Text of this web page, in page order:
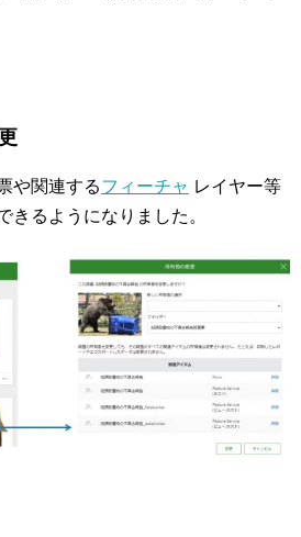
や関連するフィーチャ レイヤー等
きるようになりました。